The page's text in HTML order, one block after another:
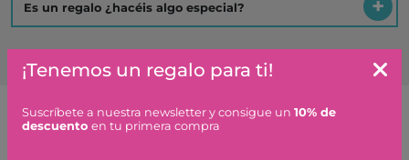
Es un regalo ¿hacéis algo especial?
Artículos similares o que combinan
¡Tenemos un regalo para ti!
Suscríbete a nuestra newsletter y consigue un 10% de
descuento en tu primera compra